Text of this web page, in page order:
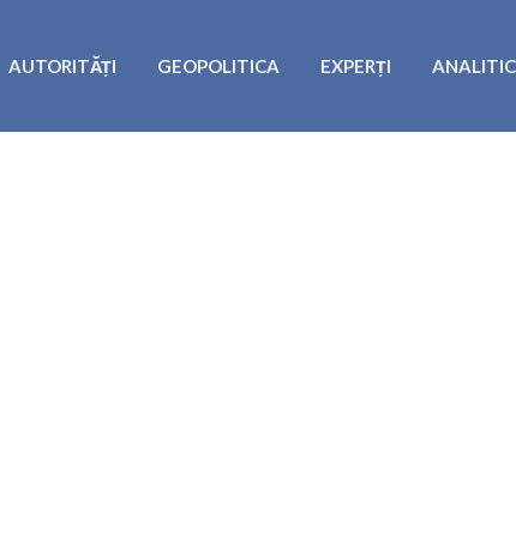
AUTORITĂȚI GEOPOLITICA EXPERȚI